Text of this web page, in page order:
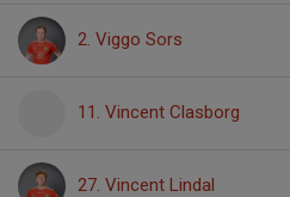
2. Viggo Sors
11. Vincent Clasborg
27. Vincent Lindal